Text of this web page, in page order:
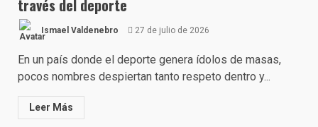
través del deporte
Ismael Valdenebro 27 de julio de 2026
En un país donde el deporte genera ídolos de masas,
pocos nombres despiertan tanto respeto dentro y...
Leer Más